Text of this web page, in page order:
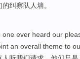
的纠察队人墙。
one ever heard our
an overall theme to